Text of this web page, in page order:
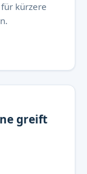
kürzere
greift